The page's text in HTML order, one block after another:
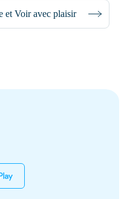
et Voir avec plaisir